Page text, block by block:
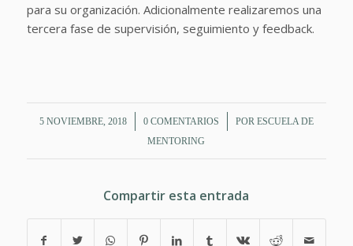
para su organización. Adicionalmente realizaremos una
tercera fase de supervisión, seguimiento y feedback.
5 NOVIEMBRE, 2018
/ 0 COMENTARIOS
/ POR ESCUELA DE
MENTORING
Compartir esta entrada